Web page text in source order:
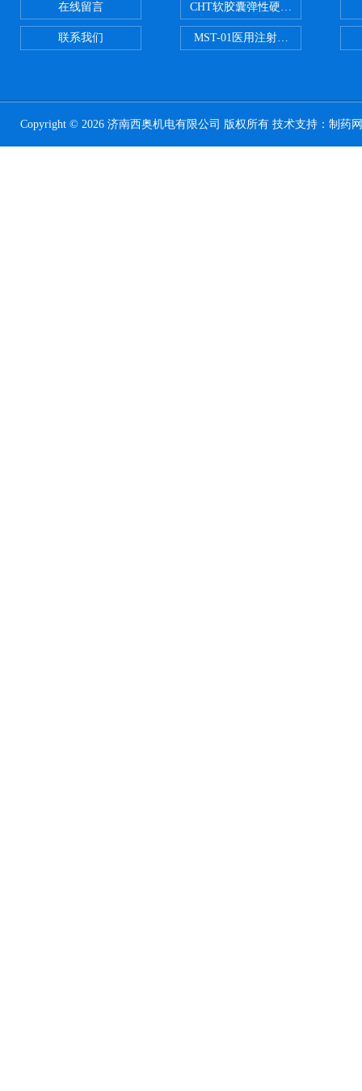
在线留言
联系我们
CHT软胶囊弹性硬度测试仪
MST-01医用注射器测试仪
Copyright © 2026 济南西奥机电有限公司 版权所有 技术支持： 制药网